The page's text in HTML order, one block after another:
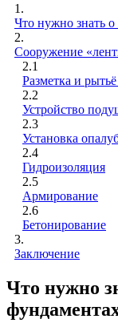
1.
Что нужно знать
2.
Сооружение
2.1
Разметка и
2.2
Устройство
2.3
Установка
2.4
Гидроизоляция
2.5
Армирование
2.6
Бетонирование
3.
Заключение
Что нужно